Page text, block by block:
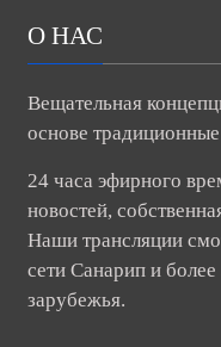
О НАС
Вещательная
основе
24 часа эфирного
новостей,
Наши трансляции
сети Санарип и
зарубежья.